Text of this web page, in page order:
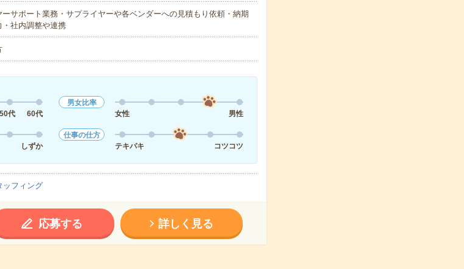
サポート業務・サプライヤーや各ベンダーへの見積もり依頼・納期
社内調整や連携
50代 60代
男女比率
女性
男性
しずか
仕事の仕方
テキパキ
コツコツ
ッフィング
応募する 詳しく見る